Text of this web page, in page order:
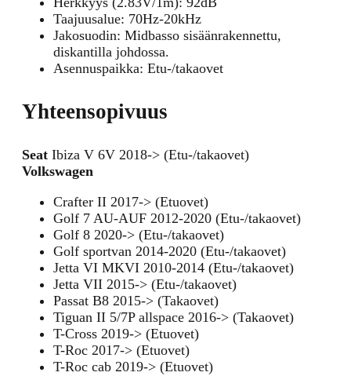
Taajuusalue: 70Hz-20kHz
Jakosuodin: Midbasso sisäänrakennettu,
diskantilla johdossa.
Asennuspaikka: Etu-/takaovet
Yhteensopivuus
Seat Ibiza V 6V 2018-> (Etu-/takaovet)
Volkswagen
Crafter II 2017-> (Etuovet)
Golf 7 AU-AUF 2012-2020 (Etu-/takaovet)
Golf 8 2020-> (Etu-/takaovet)
Golf sportvan 2014-2020 (Etu-/takaovet)
Jetta VI MKVI 2010-2014 (Etu-/takaovet)
Jetta VII 2015-> (Etu-/takaovet)
Passat B8 2015-> (Takaovet)
Tiguan II 5/7P allspace 2016-> (Takaovet)
T-Cross 2019-> (Etuovet)
T-Roc 2017-> (Etuovet)
T-Roc cab 2019-> (Etuovet)